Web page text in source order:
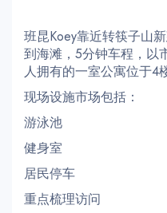
班昆Koey靠近转筷子山
到海滩，5分钟车程，以
人拥有的一室公寓位于4楼
现场设施市场包括：
游泳池
健身室
居民停车
重点梳理访问